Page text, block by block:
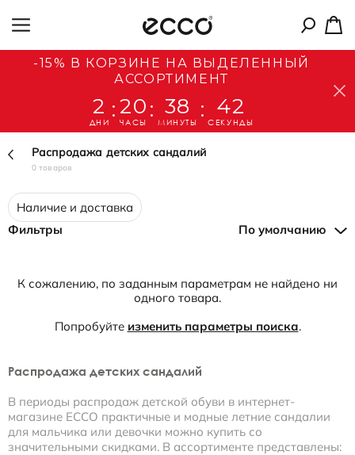
-15% В КОРЗИНЕ НА ВЫДЕЛЕННЫЙ
АССОРТИМЕНТ
2
ДНИ
:20
ЧАСЫ
: 38
МИНУТЫ
: 42
СЕКУНДЫ
Распродажа детских сандалий
0 товаров
Наличие и доставка
Фильтры
По умолчанию
К сожалению, по заданным параметрам не найдено ни
одного товара.
Попробуйте изменить параметры поиска.
Распродажа детских сандалий
В периоды распродаж детской обуви в интернет-
магазине ECCO практичные и модные летние сандалии
для мальчика или девочки можно купить со
значительными скидками. В ассортименте представлены: